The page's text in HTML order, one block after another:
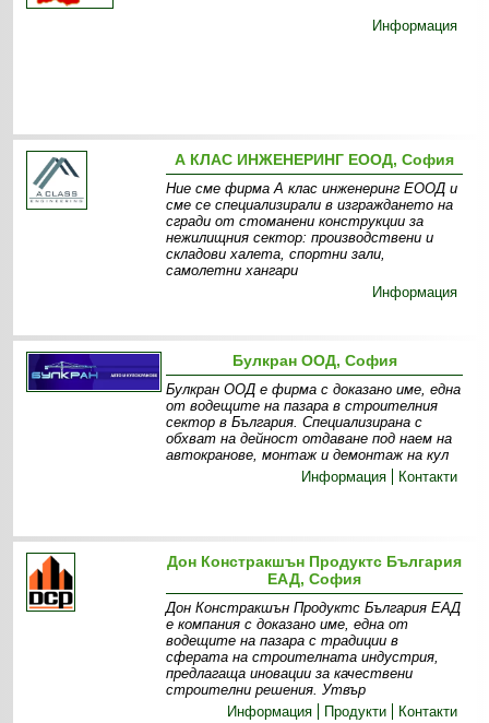
Информация
А КЛАС ИНЖЕНЕРИНГ ЕООД, София
Ние сме фирма А клас инженеринг ЕООД и
сме се специализирали в изграждането на
сгради от стоманени конструкции за
нежилищния сектор: производствени и
складови халета, спортни зали,
самолетни хангари
Информация
Булкран ООД, София
Булкран ООД е фирма с доказано име, една
от водещите на пазара в строителния
сектор в България. Специализирана с
обхват на дейност отдаване под наем на
автокранове, монтаж и демонтаж на кул
Информация
Контакти
Дон Констракшън Продуктс България
ЕАД, София
Дон Констракшън Продуктс България ЕАД
е компания с доказано име, една от
водещите на пазара с традиции в
сферата на строителната индустрия,
предлагаща иновации за качествени
строителни решения. Утвър
Информация
Продукти Контакти